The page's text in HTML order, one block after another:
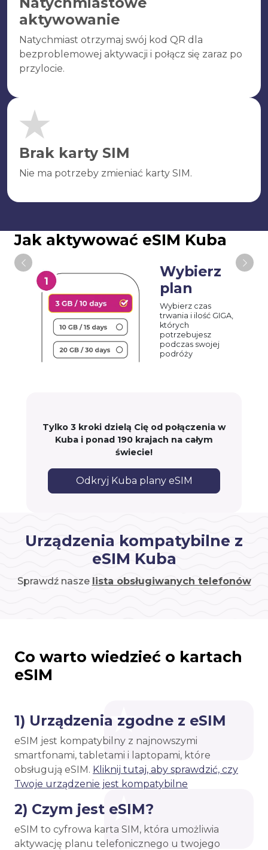
aktywowanie
Natychmiast otrzymaj swój kod QR dla
bezproblemowej aktywacji i połącz się zaraz po
przylocie.
Brak karty SIM
Nie ma potrzeby zmieniać karty SIM.
Jak aktywować eSIM Kuba
Wybierz
plan
Wybierz czas
trwania i ilość GIGA,
których
potrzebujesz
podczas swojej
podróży
Tylko 3 kroki dzielą Cię od połączenia w
Kuba i ponad 190 krajach na całym
świecie!
Odkryj Kuba plany eSIM
Urządzenia kompatybilne z
eSIM Kuba
Sprawdź nasze lista obsługiwanych telefonów
Co warto wiedzieć o kartach
eSIM
1) Urządzenia zgodne z eSIM
eSIM jest kompatybilny z najnowszymi
smartfonami, tabletami i laptopami, które
obsługują eSIM. Kliknij tutaj, aby sprawdzić, czy
Twoje urządzenie jest kompatybilne
2) Czym jest eSIM?
eSIM to cyfrowa karta SIM, która umożliwia
aktywację planu telefonicznego u twojego